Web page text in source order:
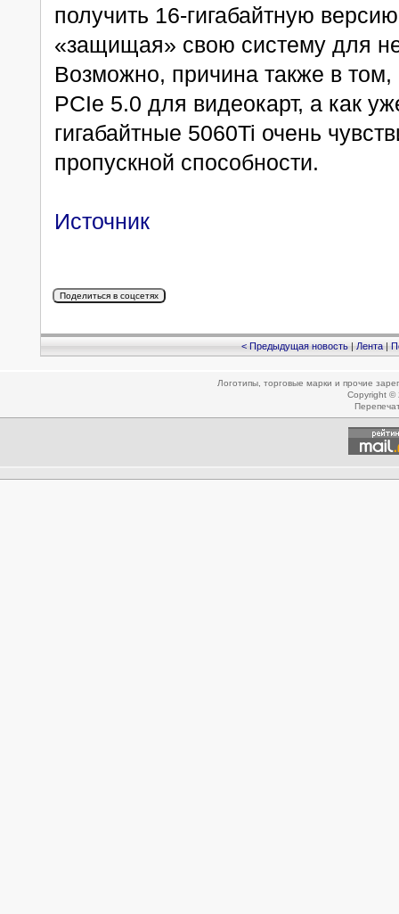
получить 16-гигабайтную
«защищая» свою систему для
Возможно, причина также в
PCIе 5.0 для видеокарт, а как
гигабайтные 5060Ti очень
пропускной способности.
Источник
< Предыдущая новость Лента|
Логотипы, торговые марки и прочие
Copyright ©